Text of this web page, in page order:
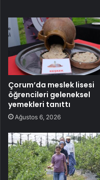
Çorum’da meslek lisesi
öğrencileri geleneksel
yemekleri tanıttı
Ağustos 6, 2026